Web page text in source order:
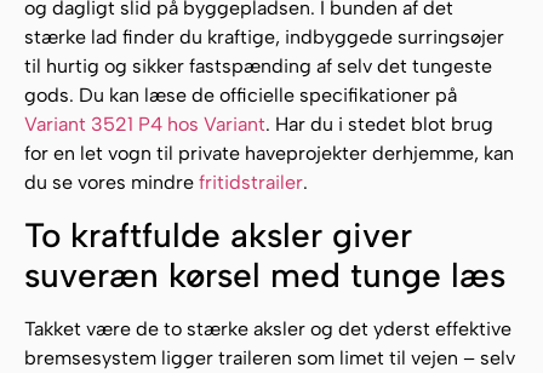
og dagligt slid på byggepladsen. I bunden af det
stærke lad finder du kraftige, indbyggede surringsøjer
til hurtig og sikker fastspænding af selv det tungeste
gods. Du kan læse de officielle specifikationer på
Variant 3521 P4 hos Variant. Har du i stedet blot brug
for en let vogn til private haveprojekter derhjemme, kan
du se vores mindre fritidstrailer.
To kraftfulde aksler giver
suveræn kørsel med tunge læs
Takket være de to stærke aksler og det yderst effektive
bremsesystem ligger traileren som limet til vejen – selv